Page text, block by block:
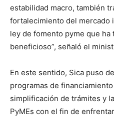
estabilidad macro, también
fortalecimiento del mercado
ley de fomento pyme que
beneficioso”, señaló el
En este sentido, Sica puso
programas de
simplificación de trámites y
PyMEs con el fin de